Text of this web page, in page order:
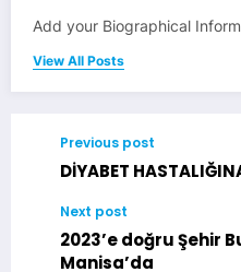
Add your Biographical
View All Posts
Previous post
DİYABET
Next post
2023’e doğru Şehir
Manisa’da